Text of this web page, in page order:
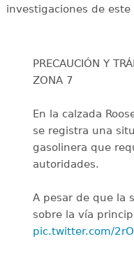
investigaciones de este
PRECAUCIÓN Y
ZONA 7
En la calzada
se registra una
gasolinera que
autoridades.
A pesar de que la
sobre la vía
pic.twitter.com/